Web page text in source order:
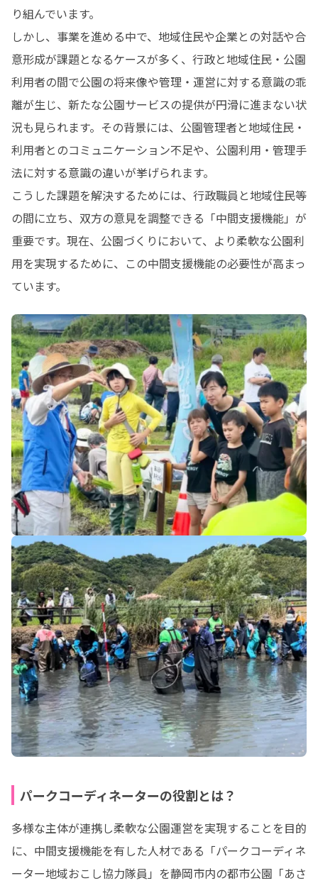
り組んでいます。
しかし、事業を進める中で、地域住民や企業との対話や合
意形成が課題となるケースが多く、行政と地域住民・公園
利用者の間で公園の将来像や管理・運営に対する意識の乖
離が生じ、新たな公園サービスの提供が円滑に進まない状
況も見られます。その背景には、公園管理者と地域住民・
利用者とのコミュニケーション不足や、公園利用・管理手
法に対する意識の違いが挙げられます。
こうした課題を解決するためには、行政職員と地域住民等
の間に立ち、双方の意見を調整できる「中間支援機能」が
重要です。現在、公園づくりにおいて、より柔軟な公園利
用を実現するために、この中間支援機能の必要性が高まっ
ています。
パークコーディネーターの役割とは？
多様な主体が連携し柔軟な公園運営を実現することを目的
に、中間支援機能を有した人材である「パークコーディネ
ーター地域おこし協力隊員」を静岡市内の都市公園「あさ